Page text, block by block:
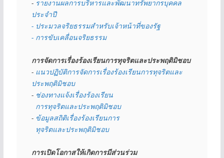
- รายงานผลการบริหารและพัฒนาทรัพยากรบุคคล
ประจำปี
- ประมวลจริยธรรมสำหรับเจ้าหน้าที่ของรัฐ
- การขับเคลื่อนจริยธรรม
การจัดการเรื่องร้องเรียนการทุจริตและประพฤติมิชอบ
- แนวปฏิบัติการจัดการเรื่องร้องเรียนการทุจริตและ
ประพฤติมิชอบ
- ช่องทางแจ้งเรื่องร้องเรียน
  การทุจริตและประพฤติมิชอบ
- ข้อมูลสถิติเรื่องร้องเรียนการ
  ทุจริตและประพฤติมิชอบ
การเปิดโอกาสให้เกิดการมีส่วนร่วม